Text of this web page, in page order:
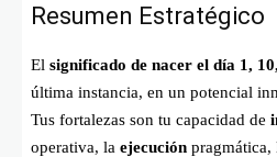
Resumen Estratégico
El significado de nacer el día 1,
última instancia, en un potencial
Tus fortalezas son tu capacidad de
operativa, la ejecución pragmática,